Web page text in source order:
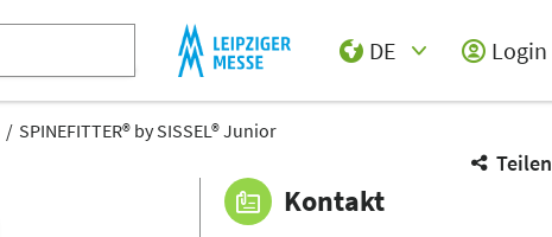
DE
Login
SPINEFITTER® by SISSEL® Junior
Teilen
Kontakt